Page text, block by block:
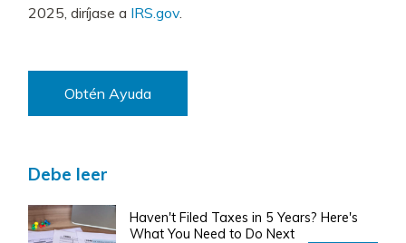
2025, diríjase a IRS.gov.
Obtén Ayuda
Debe leer
Haven't Filed Taxes in 5 Years? Here's
What You Need to Do Next